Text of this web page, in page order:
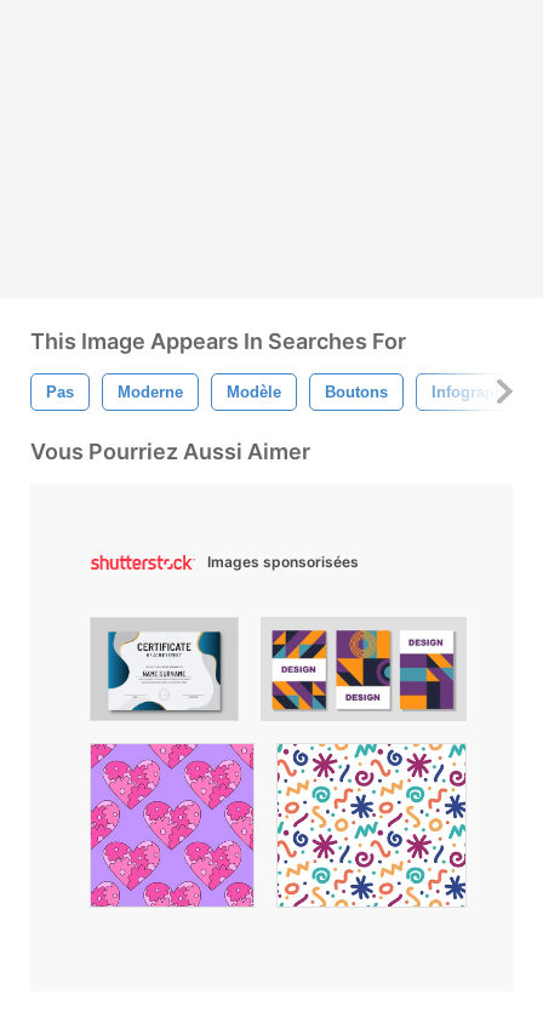
This Image Appears In Searches For
Pas Moderne Modèle Boutons Infographique
Vous Pourriez Aussi Aimer
Images sponsorisées